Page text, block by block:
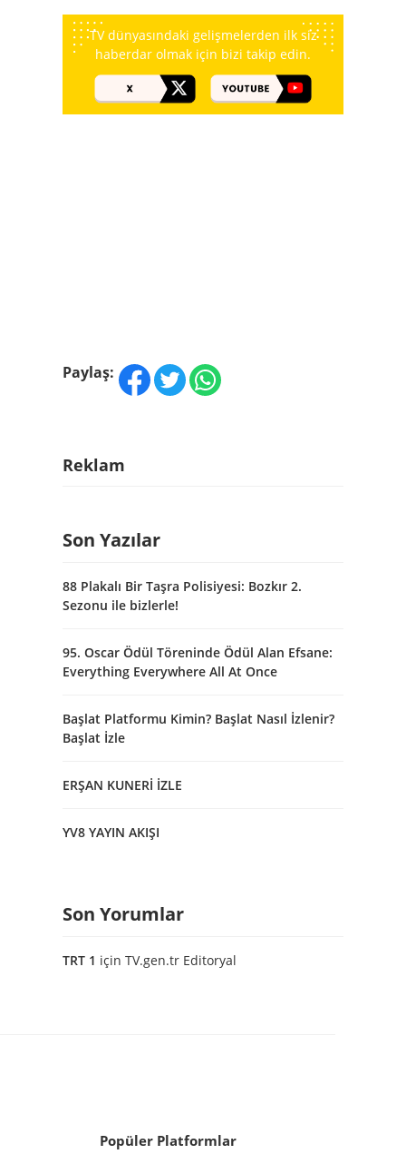
TV dünyasındaki gelişmelerden ilk siz
haberdar olmak için bizi takip edin.
Paylaş:
Reklam
Son Yazılar
88 Plakalı Bir Taşra Polisiyesi: Bozkır 2.
Sezonu ile bizlerle!
95. Oscar Ödül Töreninde Ödül Alan Efsane:
Everything Everywhere All At Once
Başlat Platformu Kimin? Başlat Nasıl İzlenir?
Başlat İzle
ERŞAN KUNERİ İZLE
YV8 YAYIN AKIŞI
Son Yorumlar
TRT 1 için TV.gen.tr Editoryal
Popüler Platformlar